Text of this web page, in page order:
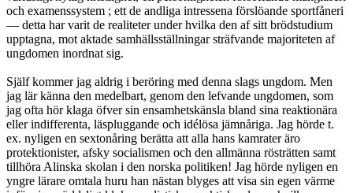
och examenssystem ; ett de andliga intressena förslöande sportfåneri
— detta har varit de realiteter under hvilka den af sitt brödstudium
upptagna, mot aktade samhällsställningar sträfvande majoriteten af
ungdomen inordnat sig.
Själf kommer jag aldrig i beröring med denna slags ungdom. Men
jag lär känna den medelbart, genom den lefvande ungdomen, som
jag ofta hör klaga öfver sin ensamhetskänsla bland sina reaktionära
eller indifferenta, läspluggande och idélösa jämnåriga. Jag hörde t.
ex. nyligen en sextonåring berätta att alla hans kamrater äro
protektionister, afsky socialismen och den allmänna rösträtten samt
tillhöra Alinska skolan i den norska politiken! Jag hörde nyligen en
yngre lärare omtala huru han nästan blyges att visa sin egen värme